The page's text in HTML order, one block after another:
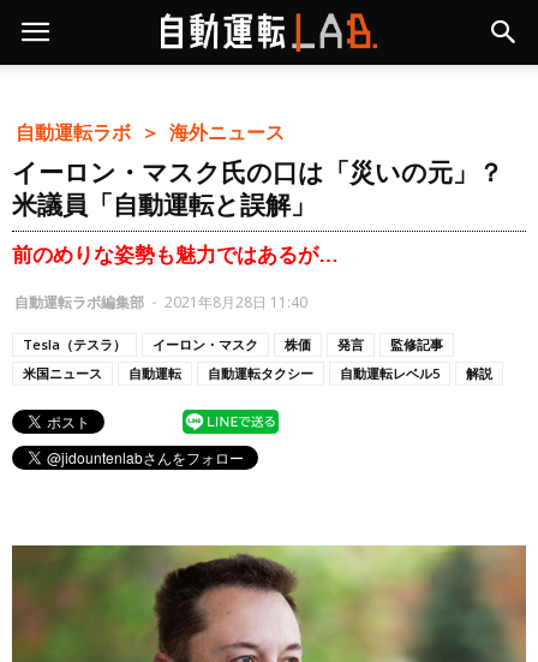
自動運転ラボ ＞ 海外ニュース
イーロン・マスク氏の口は「災いの元」？
米議員「自動運転と誤解」
前のめりな姿勢も魅力ではあるが…
自動運転ラボ編集部 - 2021年8月28日 11:40
Tesla（テスラ） イーロン・マスク 株価 発言
監修記事
米国ニュース
自動運転 自動運転タクシー 自動運転レベル5 解説